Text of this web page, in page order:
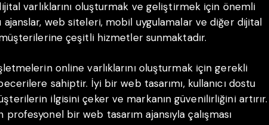
varlıklarını oluşturmak ve geliştirmek için önemli
ajanslar, web siteleri, mobil uygulamalar ve diğer dijital
çeşitli hizmetler sunmaktadır.
online varlıklarını oluşturmak için gerekli
sahiptir. İyi bir web tasarımı, kullanıcı dostu
ilgisini çeker ve markanın güvenilirliğini artırır.
bir web tasarım ajansıyla çalışması